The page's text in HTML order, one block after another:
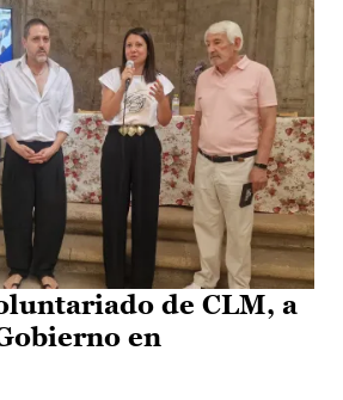
de CLM, a
en